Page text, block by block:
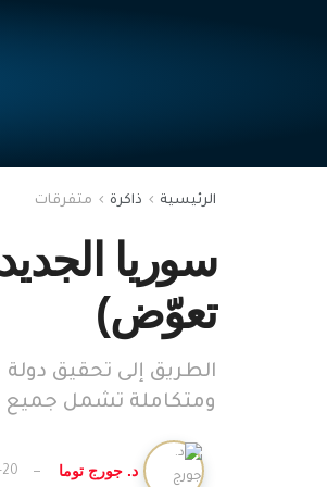
الرئيسية ذاكرة متفرقات
سوريا
تعوّض)
الطريق إلى تحقيق
ومتكاملة تشمل جميع
د. جورج توما